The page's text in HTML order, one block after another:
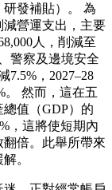
發補貼）。 為
營運支出，主要
人，削減至
警察及邊境安全
7.5%，2027–28
。 然而，這在五
值（GDP）的
，這將使短期內
倍。此舉所帶來
。